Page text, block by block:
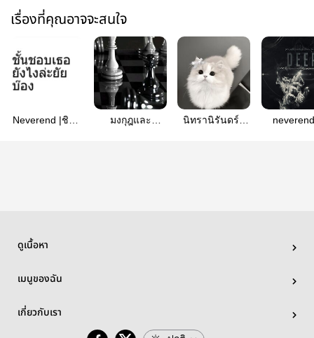
เรื่องที่คุณอาจจะสนใจ
Neverend |ชินจิ
มงกุฎและ
นิทรานิรันดร์ |
ดูเนื้อหา
เมนูของฉัน
เกี่ยวกับเรา